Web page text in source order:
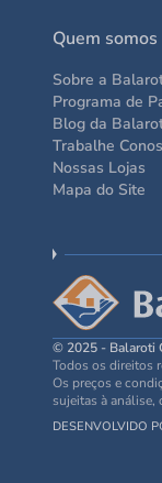
Quem somos
Sobre a
Programa de
Blog da
Trabalhe
Nossas Lojas
Mapa do Site
© 2025 - Balaroti
Todos os direitos
Os preços e
sujeitas à
DESENVOLVIDO